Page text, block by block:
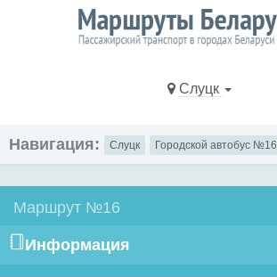
Слуцк
Навигация: Слуцк Городской автобус №16
Маршрут №16
Информация